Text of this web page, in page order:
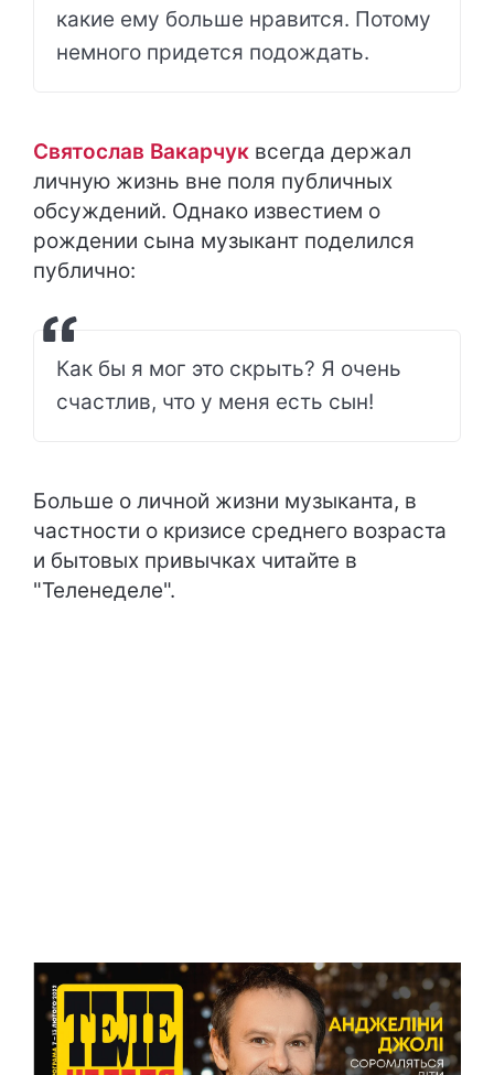
какие ему больше нравится. Потому
немного придется подождать.
Святослав Вакарчук всегда держал
личную жизнь вне поля публичных
обсуждений. Однако известием о
рождении сына музыкант поделился
публично:
Как бы я мог это скрыть? Я очень
счастлив, что у меня есть сын!
Больше о личной жизни музыканта, в
частности о кризисе среднего возраста
и бытовых привычках читайте в
"Теленеделе".